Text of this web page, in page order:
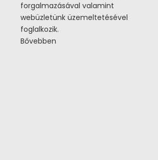
forgalmazásával valamint
webüzletünk üzemeltetésével
foglalkozik.
Bővebben